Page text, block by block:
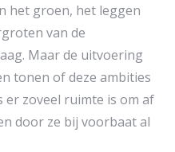
het groen, het leggen
van de
Maar de uitvoering
tonen of deze ambities
er zoveel ruimte is om af
door ze bij voorbaat al